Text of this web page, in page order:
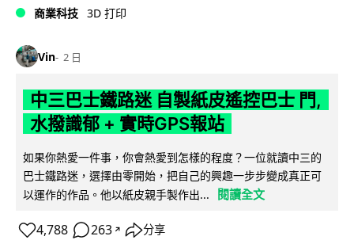
商業科技 3D 打印
Vin 2 日
中三巴士鐵路迷 自製紙皮遙控巴士 門,
水撥識郁 + 實時GPS報站
如果你熱愛一件事，你會熱愛到怎樣的程度？一位就讀中三的
巴士鐵路迷，選擇由零開始，把自己的興趣一步步變成真正可
以運作的作品。他以紙皮親手製作出...
閱讀全文
4,788 263 ↗ 分享